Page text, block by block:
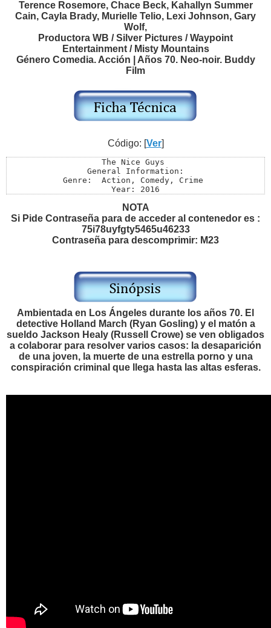
Terence Rosemore, Chace Beck, Kahallyn Summer
Cain, Cayla Brady, Murielle Telio, Lexi Johnson, Gary
Wolf,
Productora WB / Silver Pictures / Waypoint
Entertainment / Misty Mountains
Género Comedia. Acción | Años 70. Neo-noir. Buddy
Film
Código: [Ver]
The Nice Guys
General Information:
Genre:  Action, Comedy, Crime
Year: 2016
Director: Shane Black
Writers: Shane Black, Anthony Bagarozzi
Stars: Russell Crowe, Ryan Gosling, Angourie Rice
Source: DVD9
Menus: Untouched
Size: 6,72 gb
Video Information:
Video Type: NTSC
Aspect Ratio: 16:9
Audio Information:
Audio Format: Dolby 5.1
Languages: English , Spanish , Frances
Subtitles: English , Spanish , Frances
NOTA
Si Pide Contraseña para de acceder al contenedor es :
75i78uyfgty5465u46233
Contraseña para descomprimir: M23
Ambientada en Los Ángeles durante los años 70. El
detective Holland March (Ryan Gosling) y el matón a
sueldo Jackson Healy (Russell Crowe) se ven obligados
a colaborar para resolver varios casos: la desaparición
de una joven, la muerte de una estrella porno y una
conspiración criminal que llega hasta las altas esferas.